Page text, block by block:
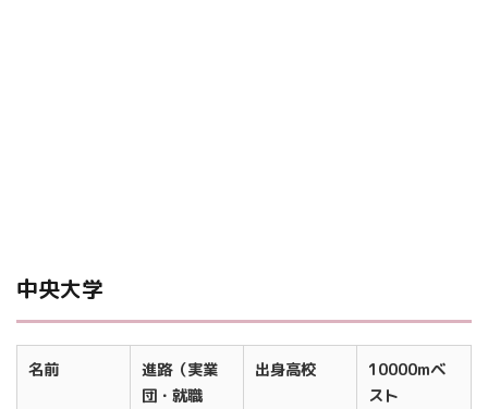
中央大学
名前
進路（実業
団・就職
出身高校
10000mベ
スト